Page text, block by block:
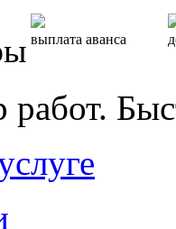
выплата аванса